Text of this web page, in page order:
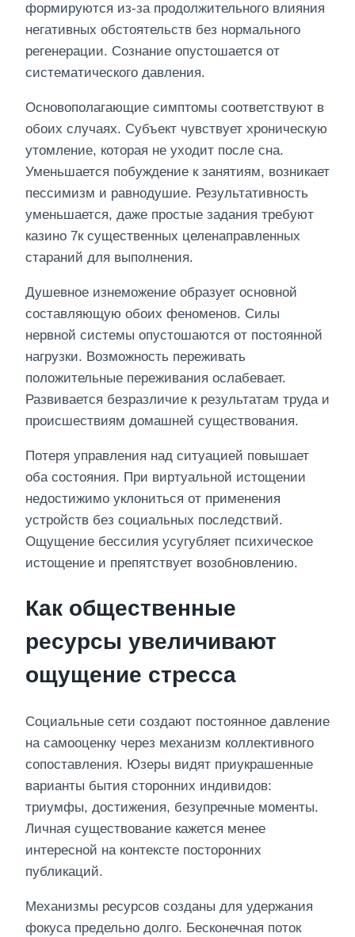
формируются из-за продолжительного влияния
негативных обстоятельств без нормального
регенерации. Сознание опустошается от
систематического давления.
Основополагающие симптомы соответствуют в
обоих случаях. Субъект чувствует хроническую
утомление, которая не уходит после сна.
Уменьшается побуждение к занятиям, возникает
пессимизм и равнодушие. Результативность
уменьшается, даже простые задания требуют
казино 7к существенных целенаправленных
стараний для выполнения.
Душевное изнеможение образует основной
составляющую обоих феноменов. Силы
нервной системы опустошаются от постоянной
нагрузки. Возможность переживать
положительные переживания ослабевает.
Развивается безразличие к результатам труда и
происшествиям домашней существования.
Потеря управления над ситуацией повышает
оба состояния. При виртуальной истощении
недостижимо уклониться от применения
устройств без социальных последствий.
Ощущение бессилия усугубляет психическое
истощение и препятствует возобновлению.
Как общественные
ресурсы увеличивают
ощущение стресса
Социальные сети создают постоянное давление
на самооценку через механизм коллективного
сопоставления. Юзеры видят приукрашенные
варианты бытия сторонних индивидов:
триумфы, достижения, безупречные моменты.
Личная существование кажется менее
интересной на контексте посторонних
публикаций.
Механизмы ресурсов созданы для удержания
фокуса предельно долго. Бесконечная поток